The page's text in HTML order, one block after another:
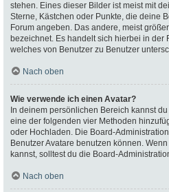
stehen. Eines dieser Bilder ist meist mit
Sterne, Kästchen oder Punkte, die deine
Forum angeben. Das andere, meist
bezeichnet. Es handelt sich hierbei in der
welches von Benutzer zu Benutzer
Nach oben
Wie verwende ich einen Avatar?
In deinem persönlichen Bereich kannst
eine der folgenden vier Methoden
oder Hochladen. Die Board-
Benutzer Avatare benutzen können.
kannst, solltest du die Board-
Nach oben